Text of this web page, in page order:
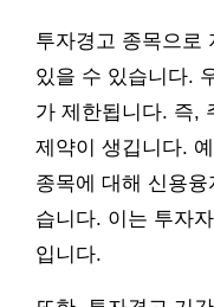
투자경고 종목으로
있을 수 있습니다.
가 제한됩니다. 즉,
제약이 생깁니다.
종목에 대해 신용
습니다. 이는 투자
입니다.